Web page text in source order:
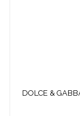
DOLCE &